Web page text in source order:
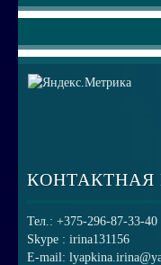
Тел.: +375-296-87-33-40
Skype : irina131156
E-mail: